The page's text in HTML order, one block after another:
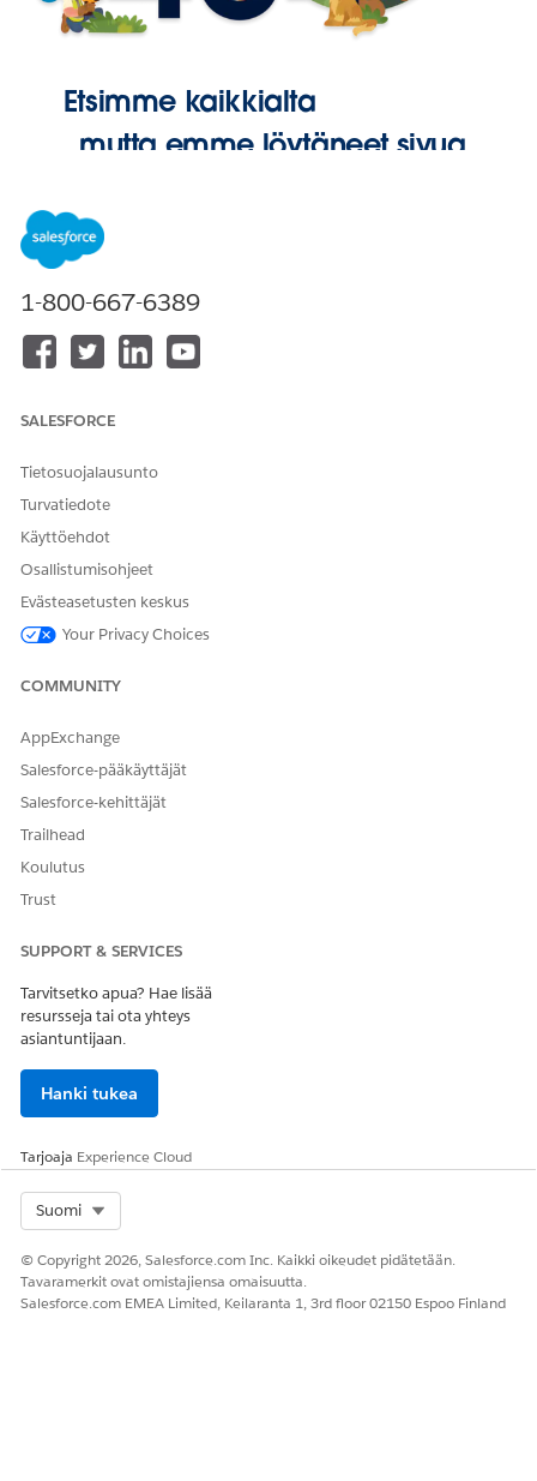
Etsimme kaikkialta
, mutta emme löytäneet sivua.
1-800-667-6389
SALESFORCE
Tietosuojalausunto
Turvatiedote
Käyttöehdot
Osallistumisohjeet
Evästeasetusten keskus
Your Privacy Choices
COMMUNITY
AppExchange
Salesforce-pääkäyttäjät
Salesforce-kehittäjät
Trailhead
Koulutus
Trust
SUPPORT & SERVICES
Tarvitsetko apua? Hae lisää
resursseja tai ota yhteys
asiantuntijaan.
Hanki tukea
Tarjoaja Experience Cloud
Suomi
© Copyright 2026, Salesforce.com Inc. Kaikki oikeudet pidätetään.
Tavaramerkit ovat omistajiensa omaisuutta.
Salesforce.com EMEA Limited, Keilaranta 1, 3rd floor 02150 Espoo Finland